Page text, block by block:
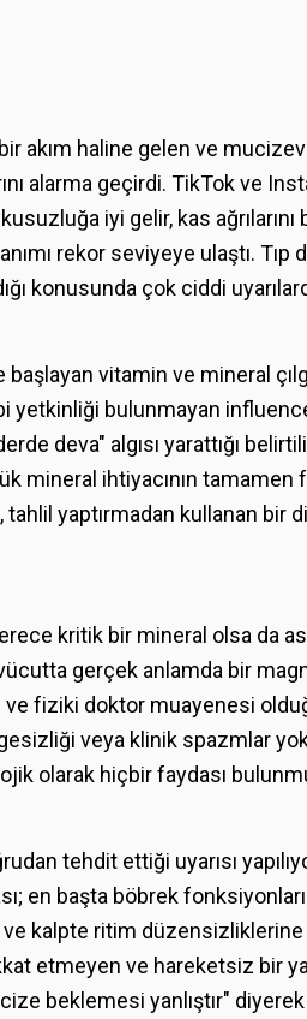
akım haline gelen ve
alarma geçirdi. TikTok ve
iyi gelir, kas ağrılarını
rekor seviyeye ulaştı. Tıp
konusunda çok ciddi
vitamin ve mineral
yetkinliği bulunmayan
deva" algısı yarattığı
mineral ihtiyacının tamamen
yaptırmadan kullanan bir
kritik bir mineral olsa da
gerçek anlamda bir
fiziki doktor muayenesi
veya klinik spazmlar
olarak hiçbir faydası
tehdit ettiği uyarısı
en başta böbrek
kalpte ritim
etmeyen ve hareketsiz bir
beklemesi yanlıştır" diyerek